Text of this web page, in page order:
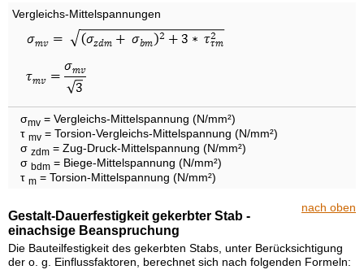
Vergleichs-Mittelspannungen
σmv = Vergleichs-Mittelspannung (N/mm²)
τ mv = Torsion-Vergleichs-Mittelspannung (N/mm²)
σ zdm = Zug-Druck-Mittelspannung (N/mm²)
σ bdm = Biege-Mittelspannung (N/mm²)
τ m = Torsion-Mittelspannung (N/mm²)
nach oben
Gestalt-Dauerfestigkeit gekerbter Stab -
einachsige Beanspruchung
Die Bauteilfestigkeit des gekerbten Stabs, unter Berücksichtigung
der o. g. Einflussfaktoren, berechnet sich nach folgenden Formeln: